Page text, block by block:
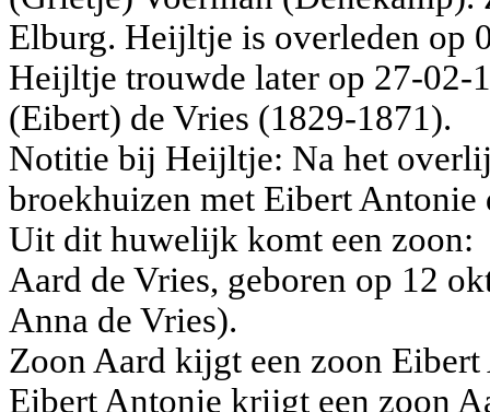
Elburg. Heijltje is overleden op
Heijltje trouwde later op 27-
(Eibert) de Vries (1829-1871).
Notitie bij Heijltje: Na het
broekhuizen met Eibert Antonie
Uit dit huwelijk komt een zoon:
Aard de Vries, geboren op 12
Anna de Vries).
Zoon Aard kijgt een zoon
Eibert Antonie krijgt een zoon